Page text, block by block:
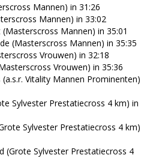
Mannen) in 31:26
Mannen) in 33:02
Mannen) in 35:01
(Masterscross Mannen) in 35:35
Vrouwen) in 32:18
Vrouwen) in 35:36
Vitality Mannen Prominenten)
Sylvester Prestatiecross 4 km) in
Sylvester Prestatiecross 4 km)
(Grote Sylvester Prestatiecross 4